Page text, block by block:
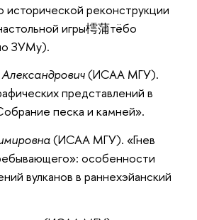
реконструкции
игры樗蒲тёбо
ЗУМу).
(ИСАА МГУ).
представлений в
песка и камней».
(ИСАА МГУ). «Гнев
особенности
вулканов в раннехэйанский